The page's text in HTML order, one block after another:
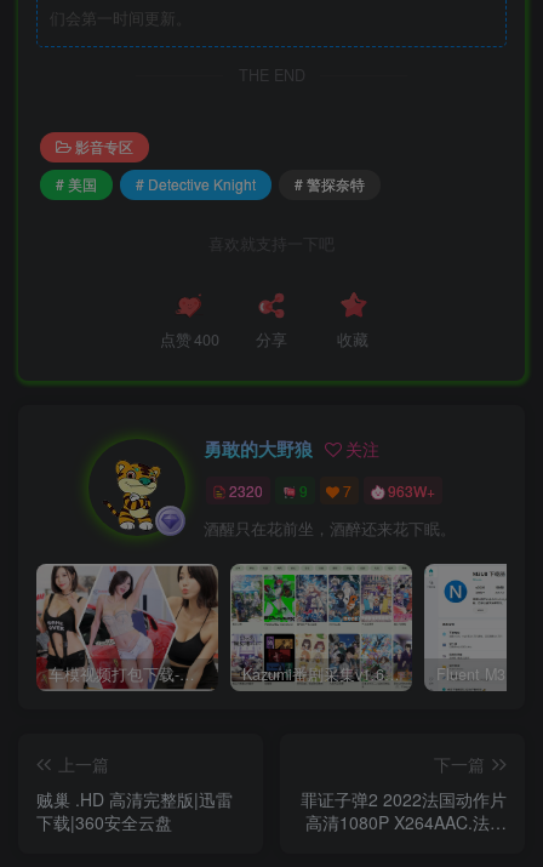
们会第一时间更新。
THE END
影音专区
# 美国
# Detective Knight # 警探奈特
喜欢就支持一下吧
点赞400 分享 收藏
勇敢的大野狼 关注
2320 9 7 963W+
酒醒只在花前坐，酒醉还来花下眠。
车模视频打包下载-高清无水印版 Kazumi番剧采集v1.6.9：支持自定义规则+在线观看+弹幕，跨平台下载
上一篇
贼巢 .HD 高清完整版|迅雷
下载|360安全云盘
下一篇
罪证子弹2 2022法国动作片
高清1080P X264AAC.法语